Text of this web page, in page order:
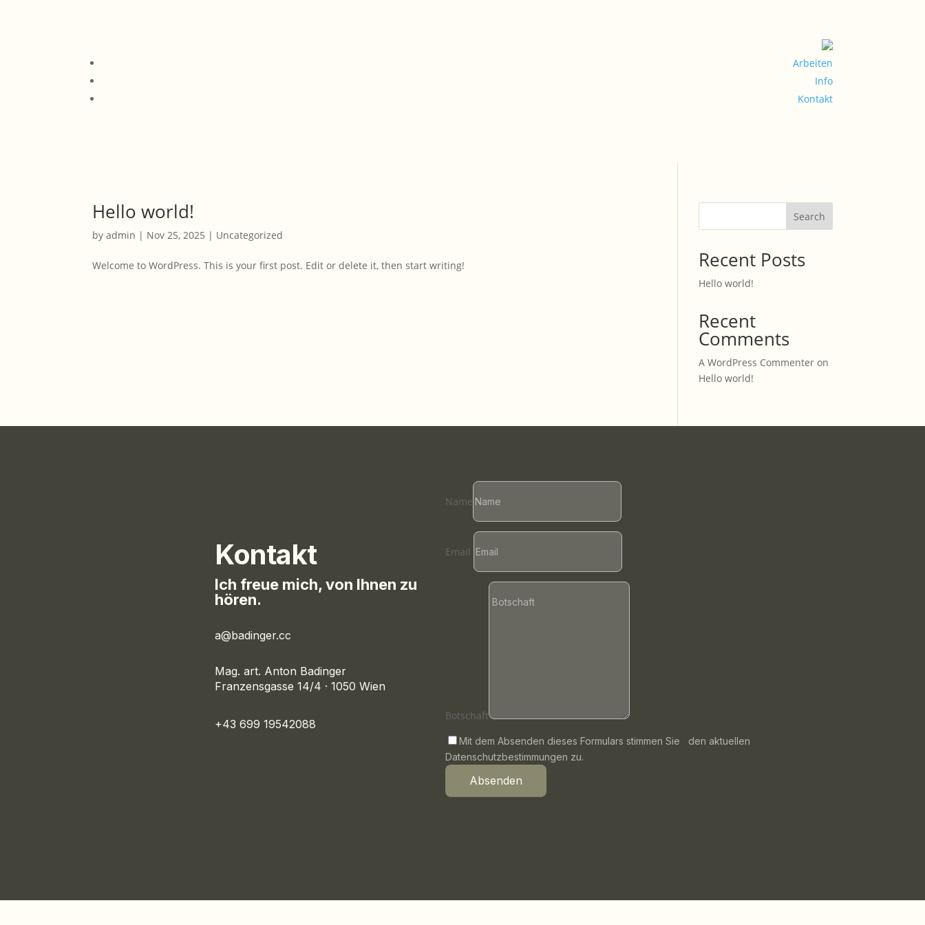
Arbeiten
Info
Kontakt
Hello world!
byadmin | Nov 25, 2025 | Uncategorized
Welcome to WordPress. This is your first post. Edit or delete it, then start writing!
Search
Recent Posts
Hello world!
Recent
Comments
A WordPress Commenter on
Hello world!
Kontakt
Ich freue mich, von Ihnen zu
hören.
a@badinger.cc
Mag. art. Anton Badinger
Franzensgasse 14/4 · 1050 Wien
+43 699 19542088
Name
Email
Botschaft
Mit dem Absenden dieses Formulars stimmen Sie den aktuellen
Datenschutzbestimmungen zu.
Absenden